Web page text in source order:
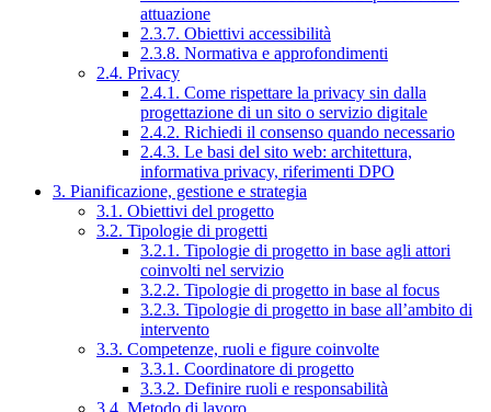
attuazione
2.3.7. Obiettivi accessibilità
2.3.8. Normativa e approfondimenti
2.4. Privacy
2.4.1. Come rispettare la privacy sin dalla
progettazione di un sito o servizio digitale
2.4.2. Richiedi il consenso quando necessario
2.4.3. Le basi del sito web: architettura,
informativa privacy, riferimenti DPO
3. Pianificazione, gestione e strategia
3.1. Obiettivi del progetto
3.2. Tipologie di progetti
3.2.1. Tipologie di progetto in base agli attori
coinvolti nel servizio
3.2.2. Tipologie di progetto in base al focus
3.2.3. Tipologie di progetto in base all’ambito di
intervento
3.3. Competenze, ruoli e figure coinvolte
3.3.1. Coordinatore di progetto
3.3.2. Definire ruoli e responsabilità
3.4. Metodo di lavoro